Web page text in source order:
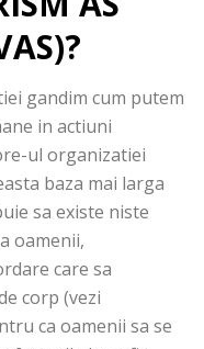
gandim cum putem
in actiuni
ul organizatiei
baza mai larga
sa existe niste
oamenii,
care sa
corp (vezi
ca oamenii sa se